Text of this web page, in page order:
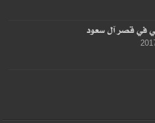
في قصر آل سعود